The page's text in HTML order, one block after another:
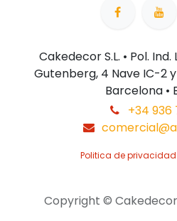
Cakedecor S.L. • Pol.
Gutenberg, 4 Nave IC-2
Barcelona •
+34 936
Politica de privacidad
Copyright © Cakedecor,